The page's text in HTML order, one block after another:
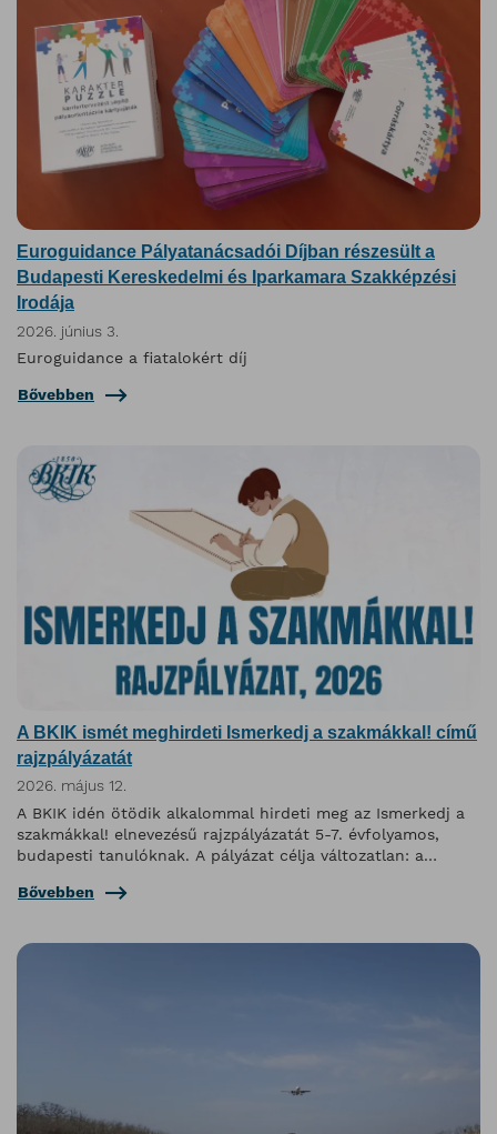
Euroguidance Pályatanácsadói Díjban részesült a
Budapesti Kereskedelmi és Iparkamara Szakképzési
Irodája
2026. június 3.
Euroguidance a fiatalokért díj
Bővebben
A BKIK ismét meghirdeti Ismerkedj a szakmákkal! című
rajzpályázatát
2026. május 12.
A BKIK idén ötödik alkalommal hirdeti meg az Ismerkedj a
szakmákkal! elnevezésű rajzpályázatát 5-7. évfolyamos,
budapesti tanulóknak. A pályázat célja változatlan: a
kihívás elé állítja őket.
Bővebben